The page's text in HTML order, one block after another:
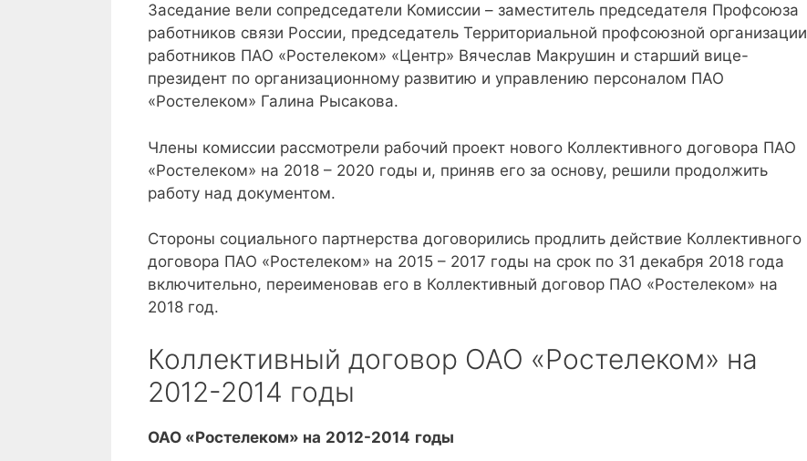
Заседание вели сопредседатели Комиссии – заместитель председателя Профсоюза
работников связи России, председатель Территориальной профсоюзной организации
работников ПАО «Ростелеком» «Центр» Вячеслав Макрушин и старший вице-
президент по организационному развитию и управлению персоналом ПАО
«Ростелеком» Галина Рысакова.
Члены комиссии рассмотрели рабочий проект нового Коллективного договора ПАО
«Ростелеком» на 2018 – 2020 годы и, приняв его за основу, решили продолжить
работу над документом.
Стороны социального партнерства договорились продлить действие Коллективного
договора ПАО «Ростелеком» на 2015 – 2017 годы на срок по 31 декабря 2018 года
включительно, переименовав его в Коллективный договор ПАО «Ростелеком» на
2018 год.
Коллективный договор ОАО «Ростелеком» на
2012-2014 годы
ОАО «Ростелеком» на 2012-2014 годы